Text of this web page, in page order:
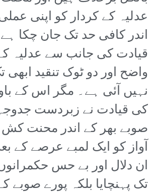
عدلیہ کے کردار کو اپنی
اندر کافی حد تک جان چکا
قیادت کی جانب سے عدلیہ
واضح اور دو ٹوک تنقید
نہیں آئی ہے۔ مگر اس کے
کی قیادت نے زبردست
صوبے بھر کے اندر محنت
آواز کو ایک لمبے عرصے کے
ان دلال اور بے حس
تک پہنچایا بلکہ پورے صوبے